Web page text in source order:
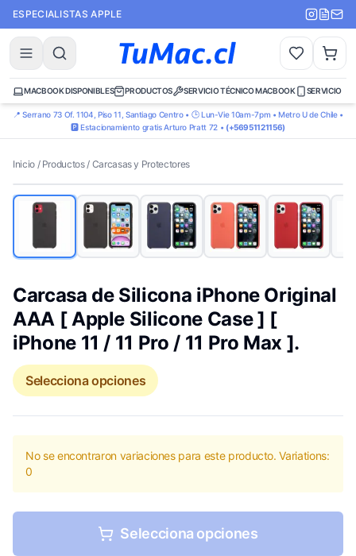
ESPECIALISTAS APPLE
MACBOOK DISPONIBLES PRODUCTOS SERVICIO TÉCNICO MACBOOK SERVICIO
📍 Serrano 73 Of. 1104, Piso 11, Santiago Centro • 🕒 Lun-Vie 10am-7pm • Metro U de Chile •
🅿️ Estacionamiento gratis Arturo Pratt 72 • (+56951121156)
Inicio/ Productos/ Carcasas y Protectores
Carcasa de Silicona iPhone Original
AAA [ Apple Silicone Case ] [
iPhone 11 / 11 Pro / 11 Pro Max ].
Selecciona opciones
No se encontraron variaciones para este producto. Variations:
0
Selecciona opciones